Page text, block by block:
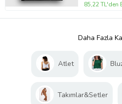
85,22 TL'den
Daha Fazla
Atlet
Takımlar&Setler